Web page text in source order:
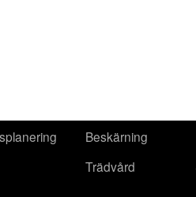
Beskärning
Trädvård